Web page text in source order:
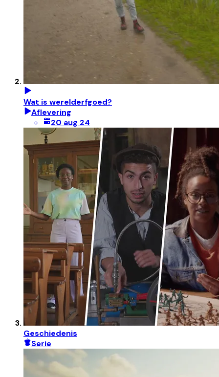
Wat is werelderfgoed?
Aflevering
20 aug 24
Geschiedenis
Serie